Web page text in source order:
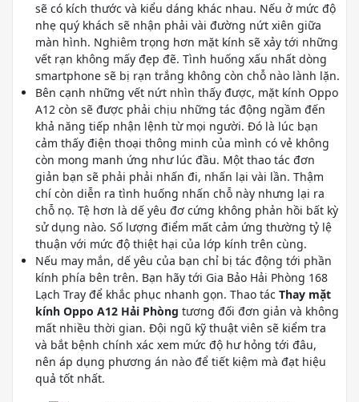
sẽ có kích thước và kiểu dáng khác nhau. Nếu ở mức độ
nhẹ quý khách sẽ nhận phải vài đường nứt xiên giữa
màn hình. Nghiêm trọng hơn mặt kính sẽ xảy tới những
vết rạn không mấy đẹp đẽ. Tình huống xấu nhất dòng
smartphone sẽ bị rạn trắng không còn chỗ nào lành lặn.
Bên cạnh những vết nứt nhìn thấy được, mặt kính Oppo
A12 còn sẽ được phải chịu những tác động ngầm đến
khả năng tiếp nhận lệnh từ mọi người. Đó là lúc bạn
cảm thấy điện thoại thông minh của mình có vẻ không
còn mong manh ứng như lúc đầu. Một thao tác đơn
giản bạn sẽ phải phải nhấn đi, nhấn lại vài lần. Thậm
chí còn diễn ra tình huống nhấn chỗ này nhưng lại ra
chỗ nọ. Tệ hơn là dế yêu đơ cứng không phản hồi bất kỳ
sử dụng nào. Số lượng điểm mất cảm ứng thường tỷ lệ
thuận với mức độ thiệt hại của lớp kính trên cùng.
Nếu may mắn, dế yêu của bạn chỉ bị tác động tới phần
kính phía bên trên. Bạn hãy tới Gia Bảo Hải Phòng 168
Lạch Tray để khắc phục nhanh gọn. Thao tác Thay mặt
kính Oppo A12 Hải Phòng tương đối đơn giản và không
mất nhiều thời gian. Đội ngũ kỹ thuật viên sẽ kiểm tra
và bắt bệnh chính xác xem mức độ hư hỏng tới đâu,
nên áp dụng phương án nào để tiết kiệm mà đạt hiệu
quả tốt nhất.